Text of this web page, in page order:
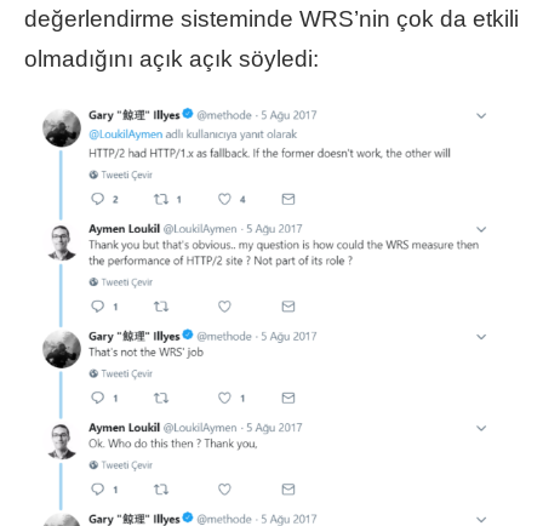
değerlendirme sisteminde WRS’nin çok da etkili
olmadığını açık açık söyledi: